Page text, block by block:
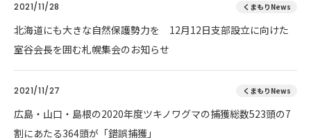
2021/11/28 くまもりNews
北海道にも大きな自然保護勢力を 12月12日支部設立に向けた
室谷会長を囲む札幌集会のお知らせ
2021/11/27 くまもりNews
広島・山口・島根の2020年度ツキノワグマの捕獲総数523頭の7
割にあたる364頭が「錯誤捕獲」